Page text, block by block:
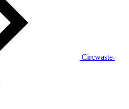
Circwaste-